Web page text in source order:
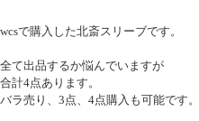
wcsで購入した北斎スリーブです。
全て出品するか悩んでいますが
合計4点あります。
バラ売り、3点、4点購入も可能です。